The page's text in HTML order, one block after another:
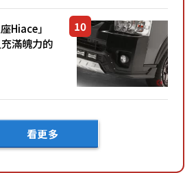
Hiace」
滿魄力的
別「豪華
看更多